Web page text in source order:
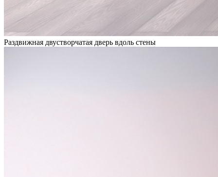
Раздвижная двустворчатая дверь вдоль стены